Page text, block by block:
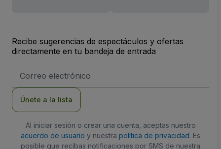
Recibe sugerencias de espectáculos y ofertas
directamente en tu bandeja de entrada
de
Únete a la lista
Al iniciar sesión o crear una cuenta, aceptas nuestro
acuerdo de usuario y nuestra política de privacidad. Es
posible que recibas notificaciones por SMS de nuestra